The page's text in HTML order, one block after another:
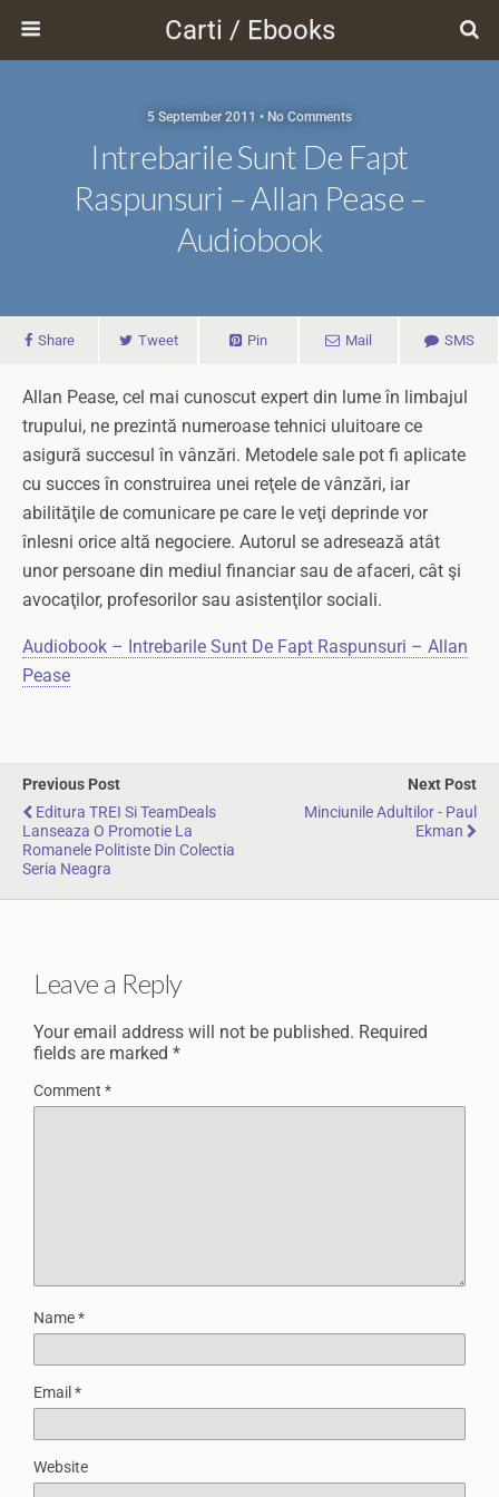
Carti / Ebooks
5 September 2011 • No Comments
Intrebarile Sunt De Fapt
Raspunsuri – Allan Pease –
Audiobook
Share Tweet Pin Mail SMS
Allan Pease, cel mai cunoscut expert din lume în limbajul
trupului, ne prezintă numeroase tehnici uluitoare ce
asigură succesul în vânzări. Metodele sale pot fi aplicate
cu succes în construirea unei reţele de vânzări, iar
abilităţile de comunicare pe care le veţi deprinde vor
înlesni orice altă negociere. Autorul se adresează atât
unor persoane din mediul financiar sau de afaceri, cât şi
avocaţilor, profesorilor sau asistenţilor sociali.
Audiobook – Intrebarile Sunt De Fapt Raspunsuri – Allan
Pease
Previous Post
Editura TREI Si TeamDeals
Lanseaza O Promotie La
Romanele Politiste Din Colectia
Seria Neagra
Next Post
Minciunile Adultilor - Paul
Ekman
Leave a Reply
Your email address will not be published. Required
fields are marked *
Comment *
Name*
Email *
Website